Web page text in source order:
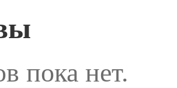
пока нет.